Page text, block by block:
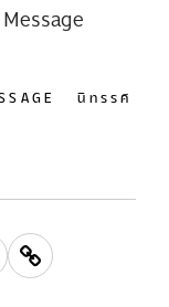
นิทรรศ